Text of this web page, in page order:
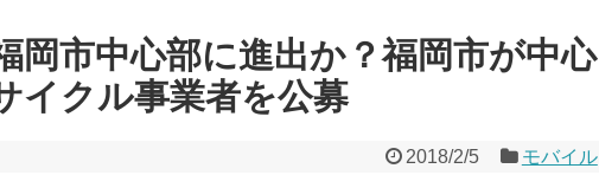
岡市中心部に進出か？福岡市が中心
イクル事業者を公募
2018/2/5 モバイル